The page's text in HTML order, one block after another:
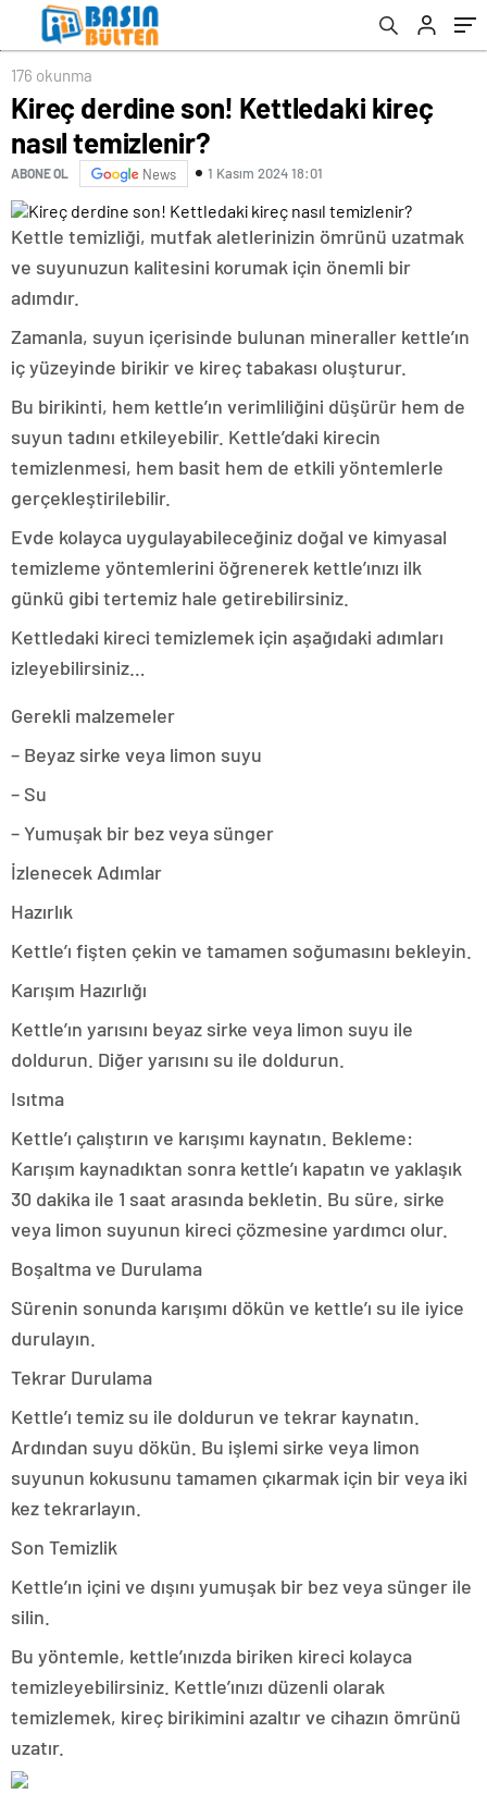
176 okunma
Kireç derdine son! Kettledaki kireç
nasıl temizlenir?
ABONE OL News 1 Kasım 2024 18:01
Kettle temizliği, mutfak aletlerinizin ömrünü uzatmak
ve suyunuzun kalitesini korumak için önemli bir
adımdır.
Zamanla, suyun içerisinde bulunan mineraller kettle’ın
iç yüzeyinde birikir ve kireç tabakası oluşturur.
Bu birikinti, hem kettle’ın verimliliğini düşürür hem de
suyun tadını etkileyebilir. Kettle’daki kirecin
temizlenmesi, hem basit hem de etkili yöntemlerle
gerçekleştirilebilir.
Evde kolayca uygulayabileceğiniz doğal ve kimyasal
temizleme yöntemlerini öğrenerek kettle’ınızı ilk
günkü gibi tertemiz hale getirebilirsiniz.
Kettledaki kireci temizlemek için aşağıdaki adımları
izleyebilirsiniz…
Gerekli malzemeler
– Beyaz sirke veya limon suyu
– Su
– Yumuşak bir bez veya sünger
İzlenecek Adımlar
Hazırlık
Kettle’ı fişten çekin ve tamamen soğumasını bekleyin.
Karışım Hazırlığı
Kettle’ın yarısını beyaz sirke veya limon suyu ile
doldurun. Diğer yarısını su ile doldurun.
Isıtma
Kettle’ı çalıştırın ve karışımı kaynatın. Bekleme:
Karışım kaynadıktan sonra kettle’ı kapatın ve yaklaşık
30 dakika ile 1 saat arasında bekletin. Bu süre, sirke
veya limon suyunun kireci çözmesine yardımcı olur.
Boşaltma ve Durulama
Sürenin sonunda karışımı dökün ve kettle’ı su ile iyice
durulayın.
Tekrar Durulama
Kettle’ı temiz su ile doldurun ve tekrar kaynatın.
Ardından suyu dökün. Bu işlemi sirke veya limon
suyunun kokusunu tamamen çıkarmak için bir veya iki
kez tekrarlayın.
Son Temizlik
Kettle’ın içini ve dışını yumuşak bir bez veya sünger ile
silin.
Bu yöntemle, kettle’ınızda biriken kireci kolayca
temizleyebilirsiniz. Kettle’ınızı düzenli olarak
temizlemek, kireç birikimini azaltır ve cihazın ömrünü
uzatır.